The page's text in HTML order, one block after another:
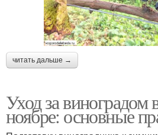
читать дальше →
Уход за виноградом
ноябре: основные